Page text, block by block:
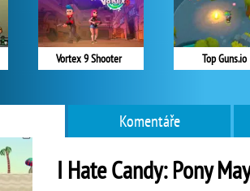
Vortex 9 Shooter Top Guns.io
Komentáře
I Hate Candy: Pony